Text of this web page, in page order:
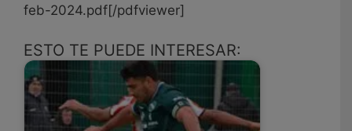
feb-2024.pdf[/pdfviewer]
ESTO TE PUEDE INTERESAR: